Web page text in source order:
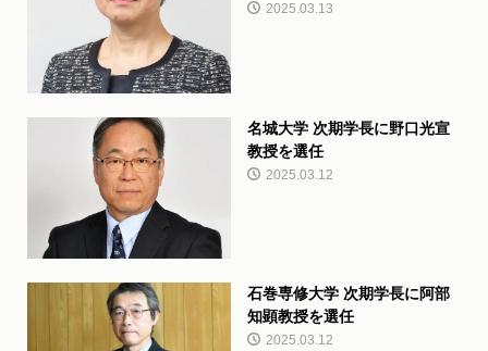
2025.03.13
名城大学 次期学長に野口光宣
教授を選任
2025.03.12
石巻専修大学 次期学長に阿部
知顕教授を選任
2025.03.12